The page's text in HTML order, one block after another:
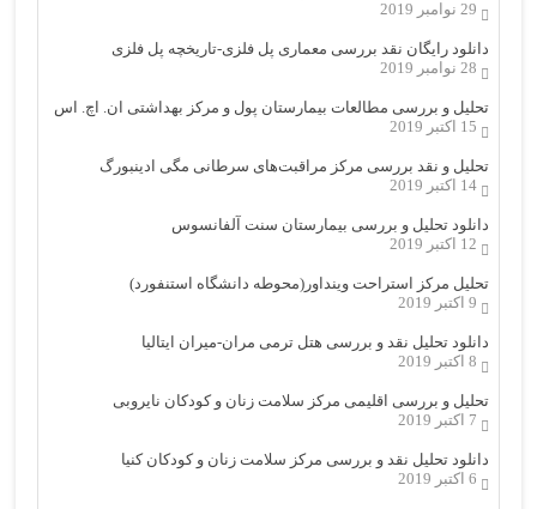
29 نوامبر 2019
دانلود رایگان نقد بررسی معماری پل فلزی-تاریخچه پل فلزی
28 نوامبر 2019
تحلیل و بررسی مطالعات بیمارستان پول و مرکز بهداشتی ان. اچ. اس
15 اکتبر 2019
تحلیل و نقد بررسی مرکز مراقبت‌های سرطانی مگی ادینبورگ
14 اکتبر 2019
دانلود تحلیل و بررسی بیمارستان سنت آلفانسوس
12 اکتبر 2019
تحلیل مرکز استراحت وینداور(محوطه دانشگاه استنفورد)
9 اکتبر 2019
دانلود تحلیل نقد و بررسی هتل ترمی مران-میران ایتالیا
8 اکتبر 2019
تحلیل و بررسی اقلیمی مرکز سلامت زنان و کودکان نایروبی
7 اکتبر 2019
دانلود تحلیل نقد و بررسی مرکز سلامت زنان و کودکان کنیا
6 اکتبر 2019